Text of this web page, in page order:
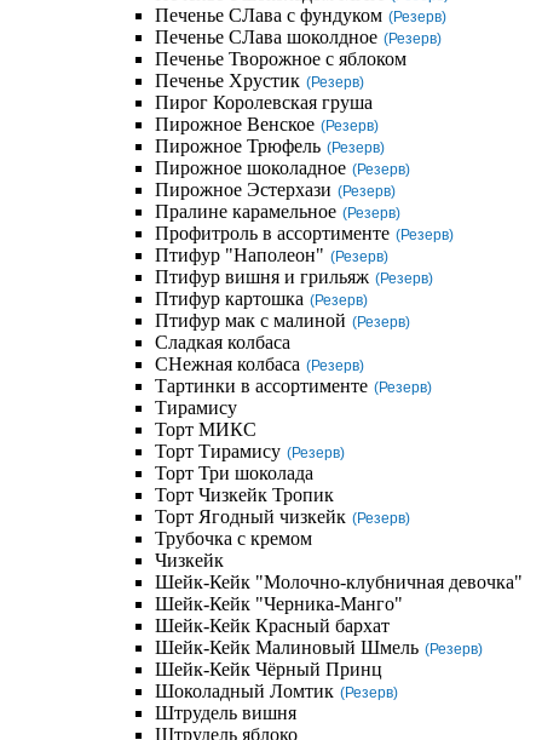
Печенье СЛава с фундуком (Резерв)
Печенье СЛава шоколдное (Резерв)
Печенье Творожное с яблоком
Печенье Хрустик (Резерв)
Пирог Королевская груша
Пирожное Венское (Резерв)
Пирожное Трюфель (Резерв)
Пирожное шоколадное (Резерв)
Пирожное Эстерхази (Резерв)
Пралине карамельное (Резерв)
Профитроль в ассортименте (Резерв)
Птифур "Наполеон" (Резерв)
Птифур вишня и грильяж (Резерв)
Птифур картошка (Резерв)
Птифур мак с малиной (Резерв)
Сладкая колбаса
СНежная колбаса (Резерв)
Тартинки в ассортименте (Резерв)
Тирамису
Торт МИКС
Торт Тирамису (Резерв)
Торт Три шоколада
Торт Чизкейк Тропик
Торт Ягодный чизкейк (Резерв)
Трубочка с кремом
Чизкейк
Шейк-Кейк "Молочно-клубничная девочка"
Шейк-Кейк "Черника-Манго"
Шейк-Кейк Красный бархат
Шейк-Кейк Малиновый Шмель (Резерв)
Шейк-Кейк Чёрный Принц
Шоколадный Ломтик (Резерв)
Штрудель вишня
Штрудель яблоко